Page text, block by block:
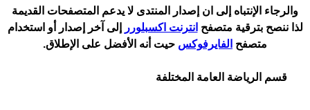
والرجاء الإنتباه إلى ان إصدار المنتدى لا يدعم المتصفحات القديمة
لذا ننصح بترقية متصفح انترنت اكسبلورر إلى آخر إصدار أو استخدام
متصفح الفايرفوكس حيت نه الأفضل على الإطلاق.
قسم الرياضة العامة المختلفة